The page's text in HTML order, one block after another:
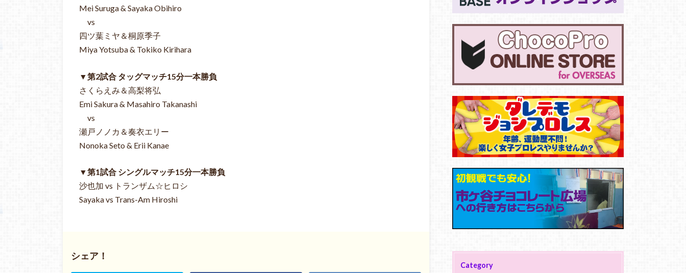
Mei Suruga & Sayaka Obihiro
vs
四ツ葉ミヤ＆桐原季子
Miya Yotsuba & Tokiko Kirihara
▼第2試合 タッグマッチ15分一本勝負
さくらえみ＆高梨将弘
Emi Sakura & Masahiro Takanashi
vs
瀬戸ノノカ＆奏衣エリー
Nonoka Seto & Erii Kanae
▼第1試合 シングルマッチ15分一本勝負
沙也加 vs トランザム☆ヒロシ
Sayaka vs Trans-Am Hiroshi
シェア！
Category